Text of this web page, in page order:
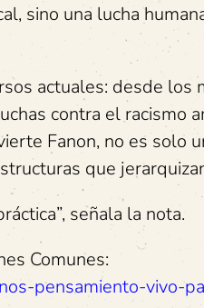
sino una lucha
actuales: desde los
contra el racismo
Fanon, no es solo
que
señala la nota.
Comunes:
pensamiento-vivo-